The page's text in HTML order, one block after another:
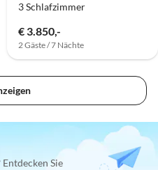
3 Schlafzimmer
€ 3.850,-
2 Gäste / 7 Nächte
Sie